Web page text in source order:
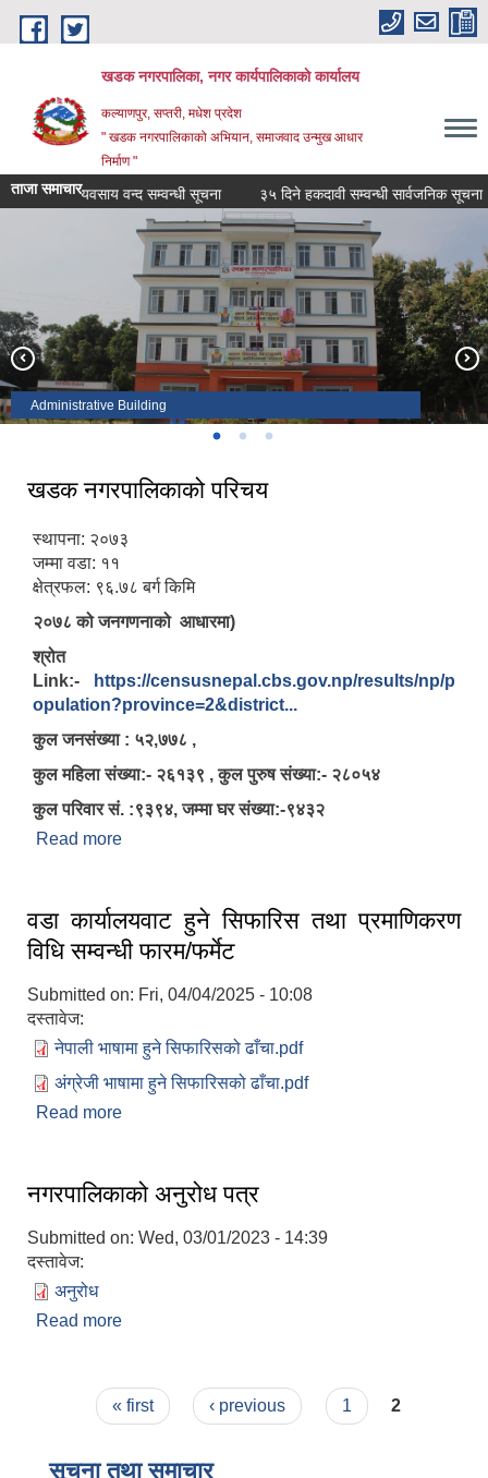
Skip to main content
खडक नगरपालिका, नगर कार्यपालिकाकाे कार्यालय
कल्याणपुर, सप्तरी, मधेश प्रदेश
" खडक नगरपालिकाको अभियान, समाजवाद उन्मुख आधार
निर्माण "
ताजा समाचारव्यवसाय वन्द सम्वन्धी सूचना ३५ दिने हकदावी सम्वन्धी सार्वजनिक सूचना
Administrative Building
नगरपालिकाको नव निर्वाचित जनप्रतिनिधि
खडक नगरपालिकाको परिचय
स्थापना: २०७३
जम्मा वडा: ११
क्षेत्रफल: ९६.७८ बर्ग किमि
२०७८ को जनगणनाको आधारमा)
श्रोत
Link:-
https://censusnepal.cbs.gov.np/results/np/p
opulation?province=2&district...
कुल जनसंख्या : ५२,७७८ ,
कुल महिला संख्या:- २६१३९ , कुल पुरुष संख्या:- २८०५४
कुल परिवार सं. :९३९४, जम्मा घर संख्या:-९४३२
Read more
वडा कार्यालयवाट हुने सिफारिस तथा प्रमाणिकरण
विधि सम्वन्धी फारम/फर्मेट
Submitted on: Fri, 04/04/2025 - 10:08
दस्तावेज:
नेपाली भाषामा हुने सिफारिसको ढाँचा.pdf
अंग्रेजी भाषामा हुने सिफारिसको ढाँचा.pdf
Read more
नगरपालिकाको अनुरोध पत्र
Submitted on: Wed, 03/01/2023 - 14:39
दस्तावेज:
अनुरोध
Read more
Pages« first ‹ previous 1 2
सूचना तथा समाचार